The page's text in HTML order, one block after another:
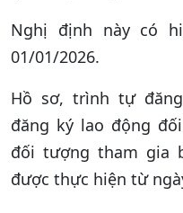
Nghị định này có
01/01/2026.
Hồ sơ, trình tự
đăng ký lao động
đối tượng tham gia
được thực hiện từ